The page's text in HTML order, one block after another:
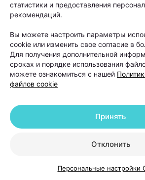
пациентов: нужны ли
после завершения основного
зависит от диагноза.
Если выпадение волос было
дефицитами или временными
изменениями, после
требуется.
статистики и предоставления
рекомендаций.
Вы можете настроить параметры
cookie или изменить свое согласие в
Для получения дополнительной
сроках и порядке использования
можете ознакомиться с нашей
файлов cookie
Отклонить
Принять
Персональные настройки